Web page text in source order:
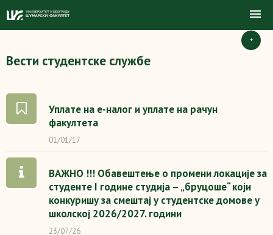
+
Вести студентске службе
Уплате на е-налог и уплате на рачун
факултета
01/01/17
ВАЖНО !!! Обавештење о промени локације за
студенте I године студија – „бруцоше“ који
конкуришу за смештај у студентске домове у
школској 2026/2027. години
23/07/26